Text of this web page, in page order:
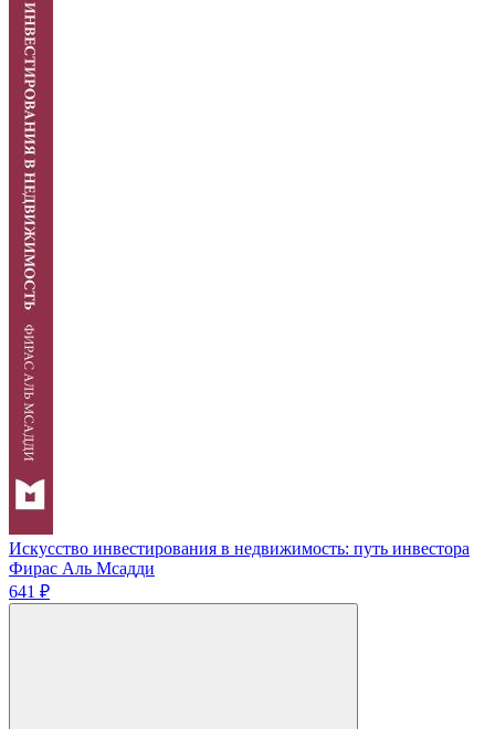
Искусство инвестирования в недвижимость: путь инвестора
Фирас Аль Мсадди
641 ₽